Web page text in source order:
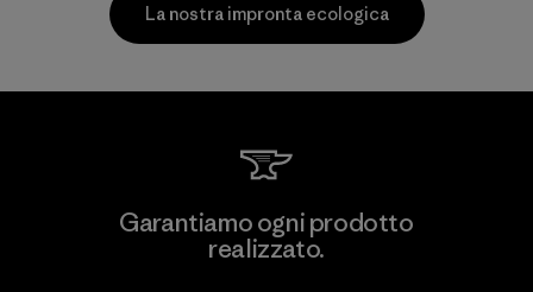
Greentech Headgear Company
Limited - Dong Nai
La nostra impronta ecologica
Garantiamo ogni prodotto
realizzato.